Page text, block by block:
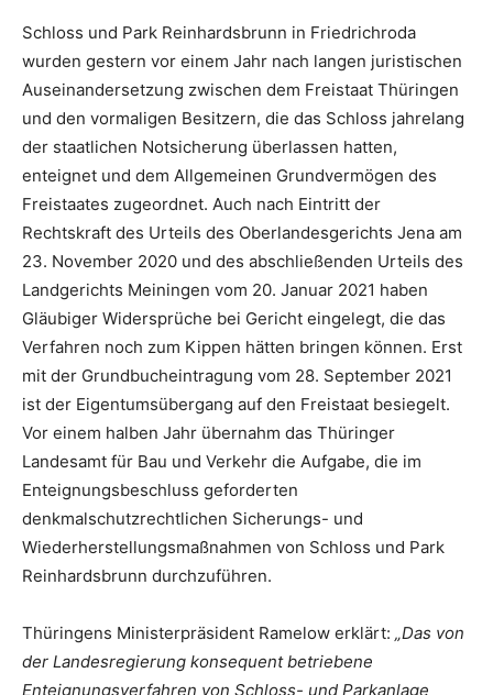
Schloss und Park Reinhardsbrunn in Friedrichroda
wurden gestern vor einem Jahr nach langen juristischen
Auseinandersetzung zwischen dem Freistaat Thüringen
und den vormaligen Besitzern, die das Schloss jahrelang
der staatlichen Notsicherung überlassen hatten,
enteignet und dem Allgemeinen Grundvermögen des
Freistaates zugeordnet. Auch nach Eintritt der
Rechtskraft des Urteils des Oberlandesgerichts Jena am
23. November 2020 und des abschließenden Urteils des
Landgerichts Meiningen vom 20. Januar 2021 haben
Gläubiger Widersprüche bei Gericht eingelegt, die das
Verfahren noch zum Kippen hätten bringen können. Erst
mit der Grundbucheintragung vom 28. September 2021
ist der Eigentumsübergang auf den Freistaat besiegelt.
Vor einem halben Jahr übernahm das Thüringer
Landesamt für Bau und Verkehr die Aufgabe, die im
Enteignungsbeschluss geforderten
denkmalschutzrechtlichen Sicherungs- und
Wiederherstellungsmaßnahmen von Schloss und Park
Reinhardsbrunn durchzuführen.
Thüringens Ministerpräsident Ramelow erklärt: „Das von
der Landesregierung konsequent betriebene
Enteignungsverfahren von Schloss- und Parkanlage